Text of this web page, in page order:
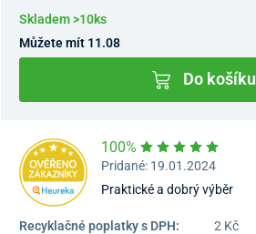
Skladem >10ks
Můžete mít 11.08
Do košíku
100%
Pridané: 19.01.2024
Praktické a dobrý výběr
Recyklačné poplatky s DPH:
2 Kč